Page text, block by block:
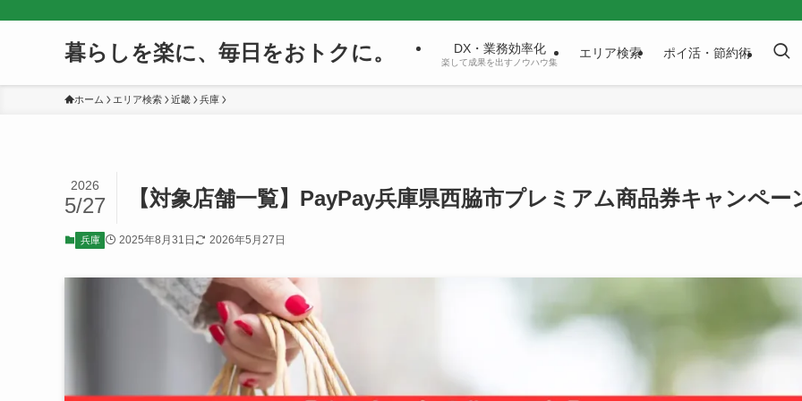
暮らしを楽に、毎日をおトクに。 DX・業務効率化
楽して成果を出すノウハウ集
エリア検索 ポイ活・節約術
ホーム エリア検索 近畿 兵庫
【対象店舗一覧】PayPay兵庫県西脇市プレミアム商品券キャンペー
2026
5/27
兵庫 2025年8月31日 2026年5月27日